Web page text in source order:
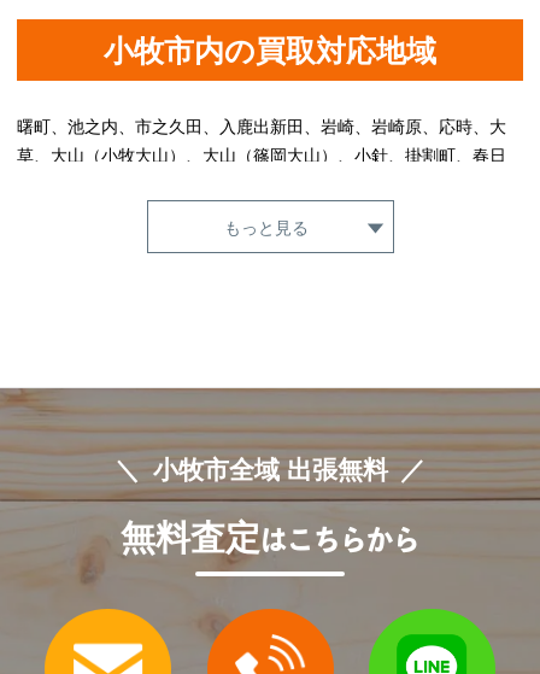
小牧市内の買取対応地域
曙町、池之内、市之久田、入鹿出新田、岩崎、岩崎原、応時、大
草、大山（小牧大山）、大山（篠岡大山）、小針、掛割町、春日
西町、古雅、小木、小木東、小木西、小木南、小牧、小牧原、小牧
中、藤島、藤島町居屋敷、藤島町鏡池、藤島町五才田、藤島町出
口、藤島町徳願寺、藤島町中島、藤島町梵天、藤島町向江、二重
堀、舟津、文津、堀の内、本庄、間々、間々原新田、間々本町、三
ツ渕、三ツ渕原新田、緑町、南外山、村中、村中新町、元町、桃ケ
丘、安田町、山北町、弥生町、横内、葭原、若草町
もっと見る
小牧市全域 出張無料
無料査定はこちらから